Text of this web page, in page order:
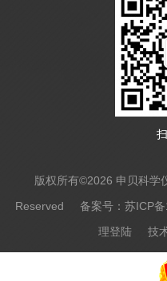
版权所有©2026 申贝科学
Reserved备案号：苏ICP
理登陆技术